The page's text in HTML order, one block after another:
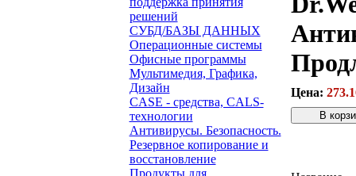
решений
СУБД/БАЗЫ ДАННЫХ
Операционные системы
Офисные программы
Мультимедия, Графика,
Дизайн
CASE - средства, CALS-
технологии
Антивирусы. Безопасность.
Резервное копирование и
восстановление
Продукты для
Цена: